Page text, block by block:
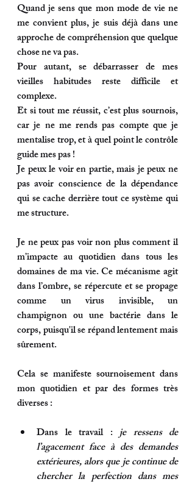
Quand je sens que mon mode de vie ne
me convient plus, je suis déjà dans une
approche de compréhension que quelque
chose ne va pas.
Pour autant, se débarrasser de mes
vieilles habitudes reste difficile et
complexe.
Et si tout me réussit, c’est plus sournois,
car je ne me rends pas compte que je
mentalise trop, et à quel point le contrôle
guide mes pas !
Je peux le voir en partie, mais je peux ne
pas avoir conscience de la dépendance
qui se cache derrière tout ce système qui
me structure.
Je ne peux pas voir non plus comment il
m’impacte au quotidien dans tous les
domaines de ma vie. Ce mécanisme agit
dans l’ombre, se répercute et se propage
comme un virus invisible, un
champignon ou une bactérie dans le
corps, puisqu'il se répand lentement mais
sûrement.
Cela se manifeste sournoisement dans
mon quotidien et par des formes très
diverses :
Dans le travail : je ressens de
l’agacement face à des demandes
extérieures, alors que je continue de
chercher la perfection dans mes